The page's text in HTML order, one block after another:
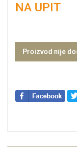
NA UPIT
Proizvod nije